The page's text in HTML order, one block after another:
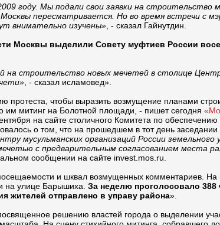
году. Мы подали свои заявки на строительство
пересматривается. Но во время встречи с
внимательно изучены» , - сказал Гайнутдин.
Москвы выделили Совету муфтиев России
на строительство новых мечетей в столице
, - сказал исламовед».
чтобы выразить возмущение планами
митинг на Болотной площади, - пишет сегодня
на сайте столичного Комитета по
о том, что на прошедшем в тот день
мусульманских организаций России земельного
с предварительным согласованием места
сообщении на сайте invest.mos.ru.
и шквал возмущенных комментариев. На
на улице Барышиха. За неделю проголосовало 388
жителей отправлено в управу района».
решению властей города о выделении